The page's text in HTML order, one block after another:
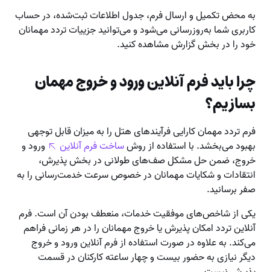
به محض تکمیل و ارسال فرم، جدول اطلاعات ثبت‌شده، در حساب
کاربری شما به‌روزرسانی می‌شود و می‌توانید جزییات تردد مهمانان
خود را در بخش گزارش مشاهده کنید.
چرا باید فرم آنلاین ورود و خروج مهمان
بسازیم؟
فرم تردد مهمان کارایی فرآیندهای هتل را به میزان قابل توجهی
بهبود می‌بخشد. با استفاده از روشساخت فرم آنلاین
ورود و
خروج، ضمن حل مشکل صف‌های طولانی در بخش پذیرش،
انتقادات و شکایات مهمانان در خصوص سرعت خدمت‌رسانی را به
صفر برسانید.
یکی از شاخص‌های موفقیت خدمات، منعطف بودن آن است. فرم
آنلاین تردد امکان پذیرش یا خروج مهمانان را در هر زمانی فراهم
می‌کند. به علاوه در صورت استفاده از فرم آنلاین ورود و خروج
دیگر نیازی به حضور بیست و چهار ساعته کارکنان در قسمت